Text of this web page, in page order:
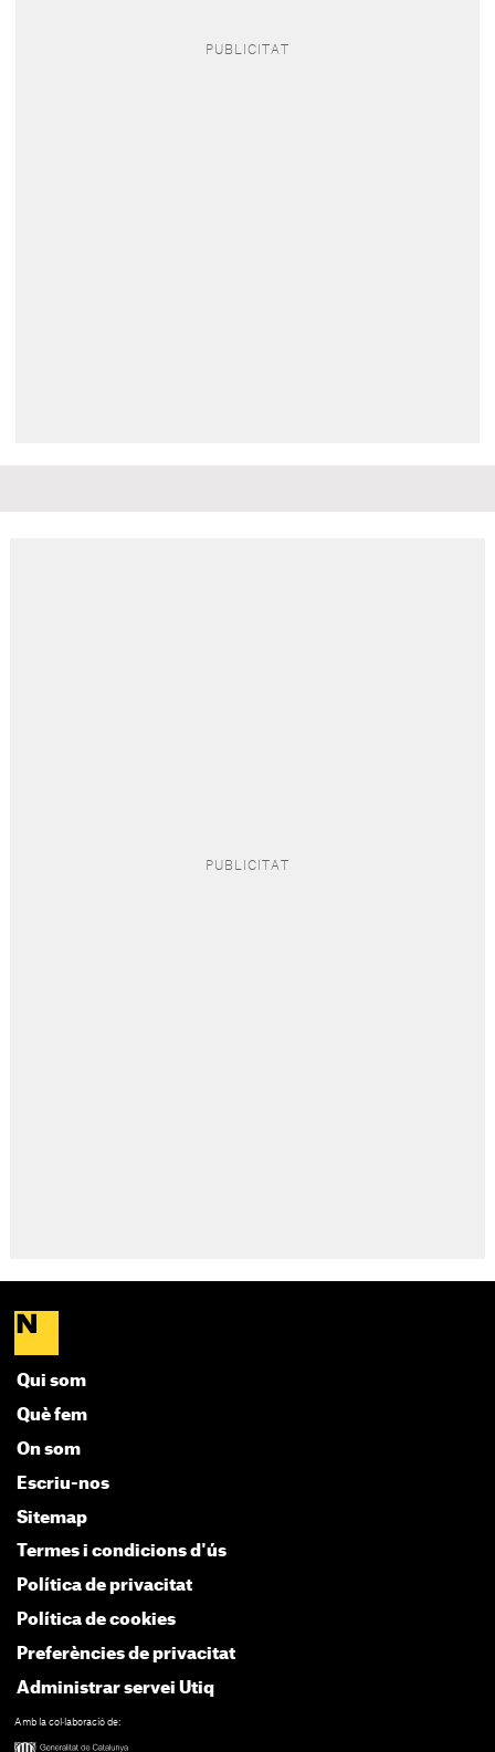
Qui som
Què fem
On som
Escriu-nos
Sitemap
Termes i condicions d'ús
Política de privacitat
Política de cookies
Preferències de privacitat
Administrar servei Utiq
Amb la col·laboració de: